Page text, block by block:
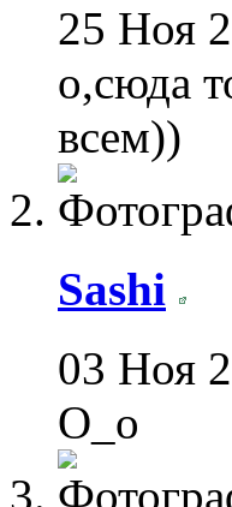
25 Ноя
о,сюда
всем))
Sashi
03 Ноя
О_о